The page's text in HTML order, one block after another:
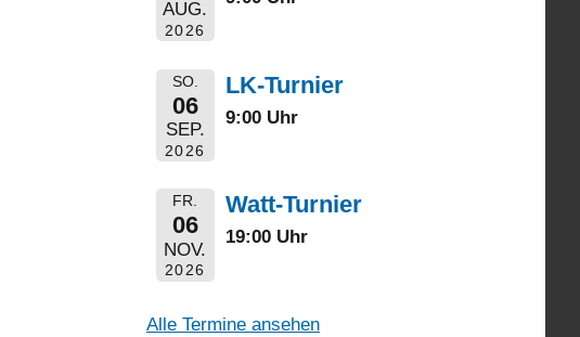
AUG.
2026
SO.
06
SEP.
2026
LK-Turnier
9:00 Uhr
FR.
06
NOV.
2026
Watt-Turnier
19:00 Uhr
Alle Termine ansehen